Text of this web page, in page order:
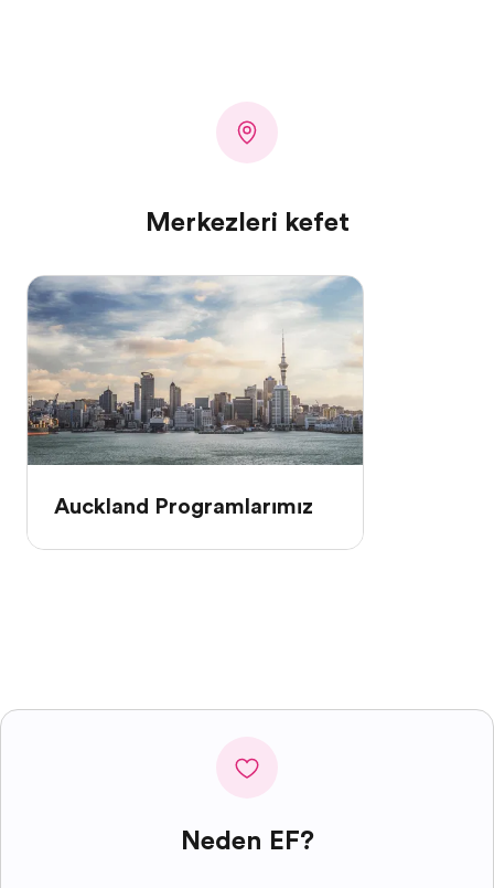
Merkezleri keşfet
Auckland Programlarımız
Neden EF?